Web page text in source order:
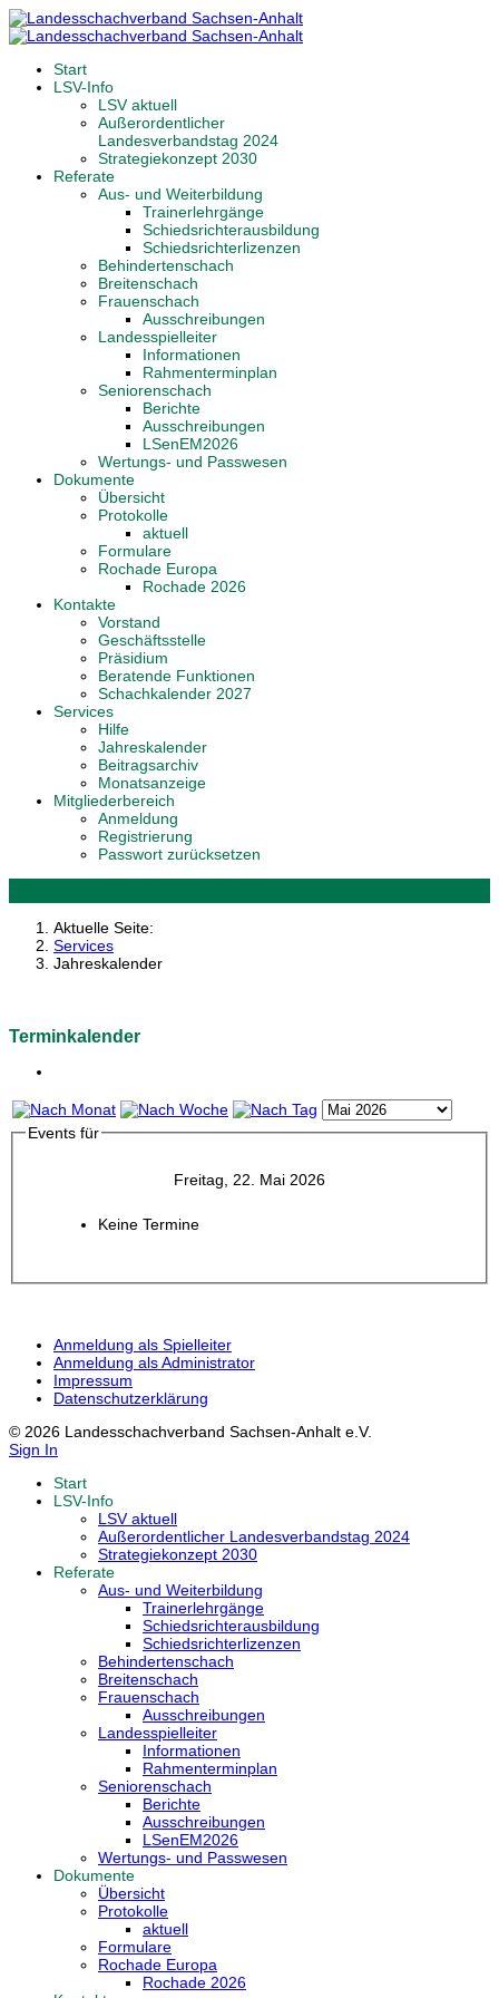
Start
LSV-Info
LSV aktuell
Außerordentlicher
Landesverbandstag 2024
Strategiekonzept 2030
Referate
Aus- und Weiterbildung
Trainerlehrgänge
Schiedsrichterausbildung
Schiedsrichterlizenzen
Behindertenschach
Breitenschach
Frauenschach
Ausschreibungen
Landesspielleiter
Informationen
Rahmenterminplan
Seniorenschach
Berichte
Ausschreibungen
LSenEM2026
Wertungs- und Passwesen
Dokumente
Übersicht
Protokolle
aktuell
Formulare
Rochade Europa
Rochade 2026
Kontakte
Vorstand
Geschäftsstelle
Präsidium
Beratende Funktionen
Schachkalender 2027
Services
Hilfe
Jahreskalender
Beitragsarchiv
Monatsanzeige
Mitgliederbereich
Anmeldung
Registrierung
Passwort zurücksetzen
Aktuelle Seite:
Services
Jahreskalender
Terminkalender
Events für
Freitag, 22. Mai 2026
Keine Termine
Anmeldung als Spielleiter
Anmeldung als Administrator
Impressum
Datenschutzerklärung
© 2026 Landesschachverband Sachsen-Anhalt e.V.
Sign In
Start
LSV-Info
LSV aktuell
Außerordentlicher Landesverbandstag 2024
Strategiekonzept 2030
Referate
Aus- und Weiterbildung
Trainerlehrgänge
Schiedsrichterausbildung
Schiedsrichterlizenzen
Behindertenschach
Breitenschach
Frauenschach
Ausschreibungen
Landesspielleiter
Informationen
Rahmenterminplan
Seniorenschach
Berichte
Ausschreibungen
LSenEM2026
Wertungs- und Passwesen
Dokumente
Übersicht
Protokolle
aktuell
Formulare
Rochade Europa
Rochade 2026